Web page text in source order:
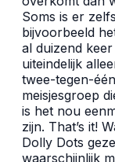
Soms is er
bijvoorbeeld
al duizend
uiteindelijk
twee-tegen-
meisjesgroep
is het nou
zijn. That’s it!
Dolly Dots
waarschijnlijk